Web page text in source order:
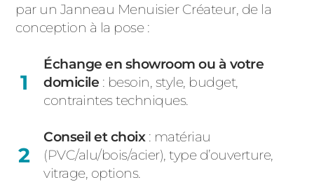
par un Janneau Menuisier Créateur, de la
conception à la pose :
Échange en showroom ou à votre
domicile : besoin, style, budget,
contraintes techniques.
Conseil et choix: matériau
(PVC/alu/bois/acier), type d’ouverture,
vitrage, options.